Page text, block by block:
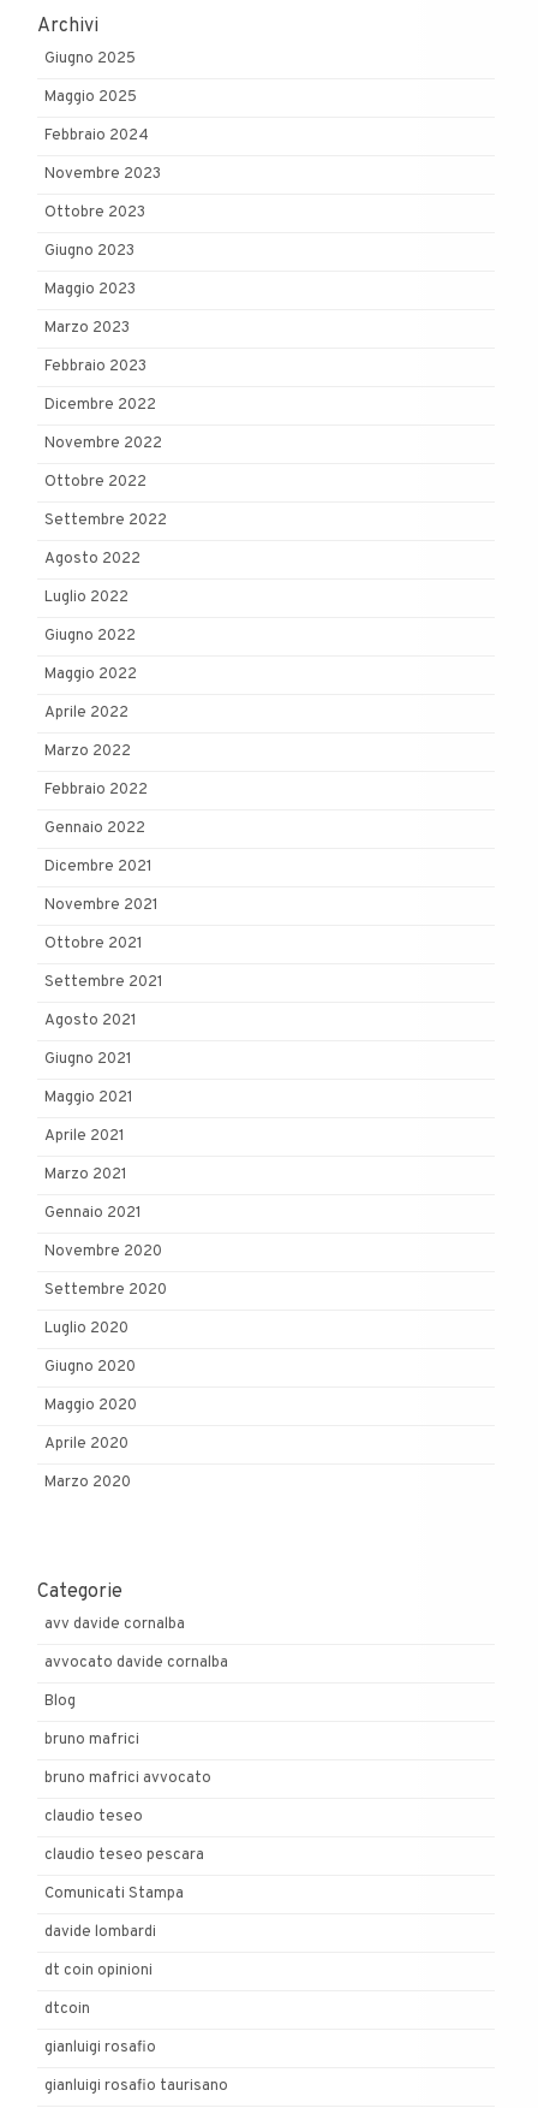
Archivi
Giugno 2025
Maggio 2025
Febbraio 2024
Novembre 2023
Ottobre 2023
Giugno 2023
Maggio 2023
Marzo 2023
Febbraio 2023
Dicembre 2022
Novembre 2022
Ottobre 2022
Settembre 2022
Agosto 2022
Luglio 2022
Giugno 2022
Maggio 2022
Aprile 2022
Marzo 2022
Febbraio 2022
Gennaio 2022
Dicembre 2021
Novembre 2021
Ottobre 2021
Settembre 2021
Agosto 2021
Giugno 2021
Maggio 2021
Aprile 2021
Marzo 2021
Gennaio 2021
Novembre 2020
Settembre 2020
Luglio 2020
Giugno 2020
Maggio 2020
Aprile 2020
Marzo 2020
Categorie
avv davide cornalba
avvocato davide cornalba
Blog
bruno mafrici
bruno mafrici avvocato
claudio teseo
claudio teseo pescara
Comunicati Stampa
davide lombardi
dt coin opinioni
dtcoin
gianluigi rosafio
gianluigi rosafio taurisano